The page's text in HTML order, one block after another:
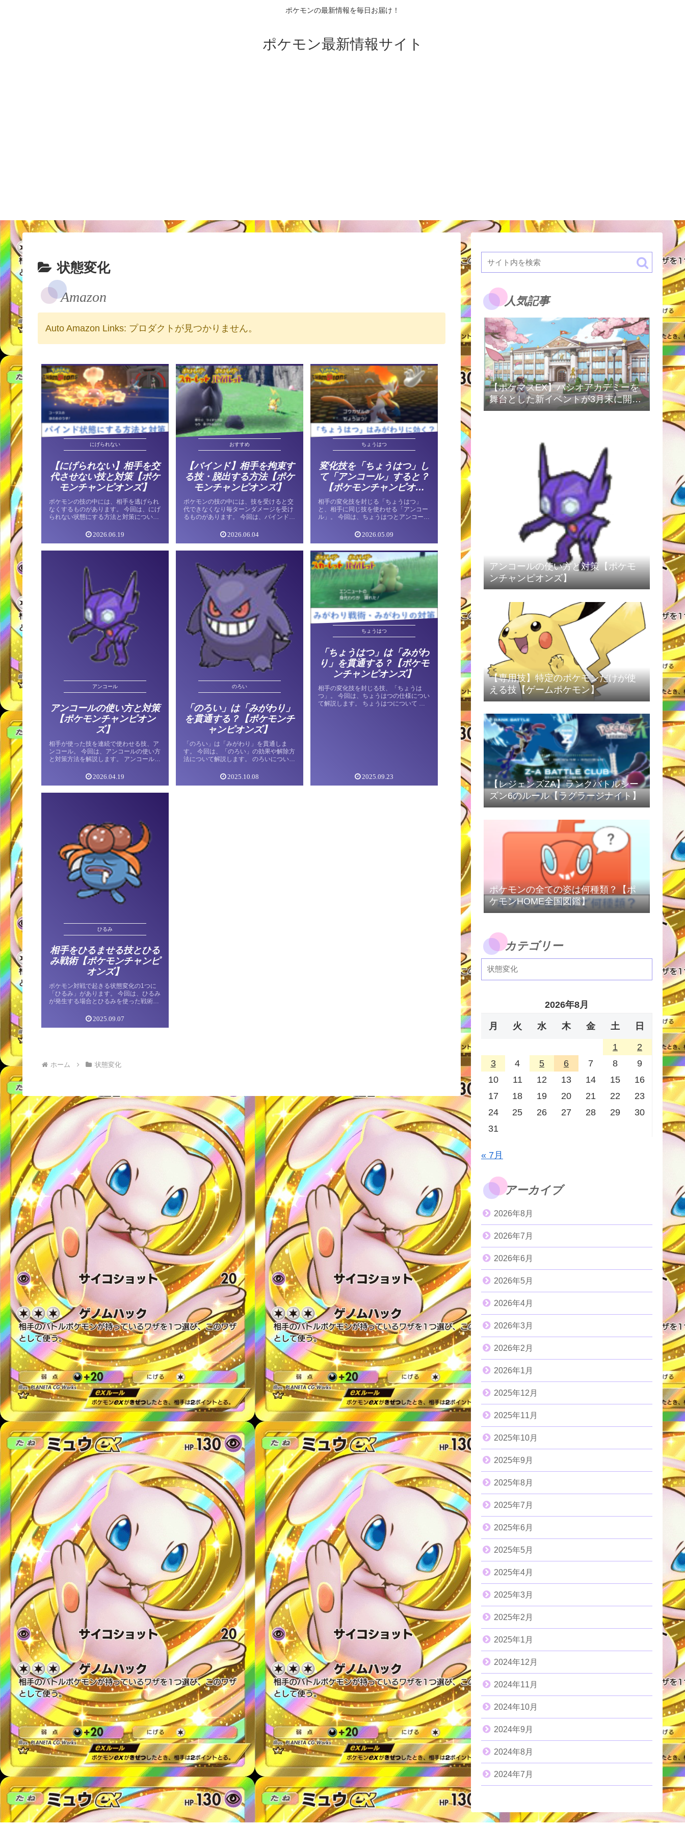
ポケモンの最新情報を毎日お届け！
ポケモン最新情報サイト
状態変化
Amazon
Auto Amazon Links: プロダクトが見つかりません。
にげられない
【にげられない】相手を交
代させない技と対策【ポケ
モンチャンピオンズ】
ポケモンの技の中には、相手を逃げられ
なくするものがあります。 今回は、にげ
られない状態にする方法と対策について
げられない状態では、ポケモンを交代さ
2026.06.19
おすすめ
【バインド】相手を拘束す
る技・脱出する方法【ポケ
モンチャンピオンズ】
ポケモンの技の中には、技を受けると交
代できなくなり毎ターンダメージを受け
るものがあります。 今回は、バインド状
について紹介します。 バインド状態とは
2026.06.04
ちょうはつ
変化技を「ちょうはつ」し
て「アンコール」すると？
【ポケモンチャンピオン
ズ】
相手の変化技を封じる「ちょうはつ」
と、相手に同じ技を使わせる「アンコー
ル」。 今回は、ちょうはつとアンコール
ちょうはつとアンコールを重ねがけ ちょ
2026.05.09
アンコール
アンコールの使い方と対策
【ポケモンチャンピオン
ズ】
相手が使った技を連続で使わせる技、ア
ンコール。 今回は、アンコールの使い方
と対策方法を解説します。 アンコールに
タイプ ノーマル PP 8 命中 100 対象 1体
2026.04.19
のろい
「のろい」は「みがわり」
を貫通する？【ポケモンチ
ャンピオンズ】
「のろい」は「みがわり」を貫通しま
す。 今回は、「のろい」の効果や解除方
法について解説します。 のろいについて
ースト PP 12 命中 ー 対象 不定 効果 自
2025.10.08
ちょうはつ
「ちょうはつ」は「みがわ
り」を貫通する？【ポケモ
ンチャンピオンズ】
相手の変化技を封じる技、「ちょうは
つ」。 今回は、ちょうはつの仕様につい
て解説します。 ちょうはつについて 技
2025.09.23
ひるみ
相手をひるませる技とひる
み戦術【ポケモンチャンピ
オンズ】
ポケモン対戦で起きる状態変化の1つに
「ひるみ」があります。 今回は、ひるみ
が発生する場合とひるみを使った戦術に
みは技の追加効果によってのみ発生ま
2025.09.07
ホーム 状態変化
人気記事
【ポケマスEX】パシオアカデミーを
舞台とした新イベントが3月末に開催
予定！
アンコールの使い方と対策【ポケモ
ンチャンピオンズ】
【専用技】特定のポケモンだけが使
える技【ゲームポケモン】
【レジェンズZA】ランクバトルシー
ズン6のルール【ラグラージナイト】
ポケモンの全ての姿は何種類？【ポ
ケモンHOME全国図鑑】
カテゴリー
2026年8月
月 火 水 木 金 土 日
1
2
3
4 5 6 7 8
9
10
11 12 13 14 15
16
17
18 19 20 21 22
23
24
25 26 27 28 29
30
31
« 7月
アーカイブ
2026年8月
2026年7月
2026年6月
2026年5月
2026年4月
2026年3月
2026年2月
2026年1月
2025年12月
2025年11月
2025年10月
2025年9月
2025年8月
2025年7月
2025年6月
2025年5月
2025年4月
2025年3月
2025年2月
2025年1月
2024年12月
2024年11月
2024年10月
2024年9月
2024年8月
2024年7月